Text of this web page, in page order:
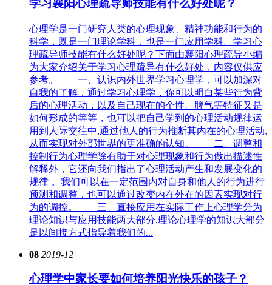
学习襄阳心理疏导师技能有什么好处呢？
心理学是一门研究人类的心理现象、精神功能和行为的
科学，既是一门理论学科，也是一门应用学科。学习心
理疏导师技能有什么好处呢？下面由襄阳心理疏导小编
为大家介绍关于学习心理疏导有什么好处，内容仅供应
参考。 一、认识内外世界学习心理学，可以加深对
自我的了解，通过学习心理学，你可以明白某些行为背
后的心理活动，以及自己现在的个性、脾气等特征又是
如何形成的等等，也可以把自己学到的心理活动规律运
用到人际交往中,通过他人的行为推断其内在的心理活动,
从而实现对外部世界的更准确的认知。 二、调整和
控制行为心理学除有助于对心理现象和行为做出描述性
解释外，它还向我们指出了心理活动产生和发展变化的
规律 。我们可以在一定范围内对自身和他人的行为进行
预测和调整，也可以通过改变内在外在的因素实现对行
为的调控。 三、直接应用在实际工作上心理学分为
理论知识与应用技能两大部分,理论心理学的知识大部分
是以间接方式指导着我们的...
08 2019-12
心理学中家长要如何培养阳光快乐的孩子？